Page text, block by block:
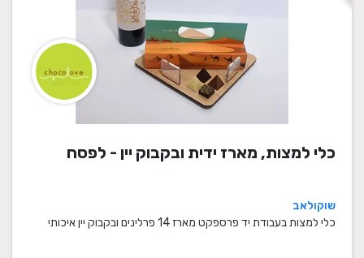
כלי למצות, מארז ידית ובקבוק יין - לפסח
שוקולאב
כלי למצות בעבודת יד פרספקט מארז 14 פרלינים ובקבוק יין איכותי